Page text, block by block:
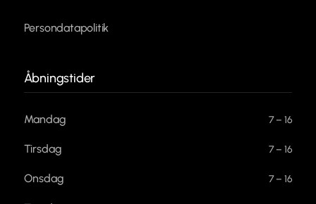
Persondatapolitik
Åbningstider
Mandag 7 – 16
Tirsdag 7 – 16
Onsdag 7 – 16